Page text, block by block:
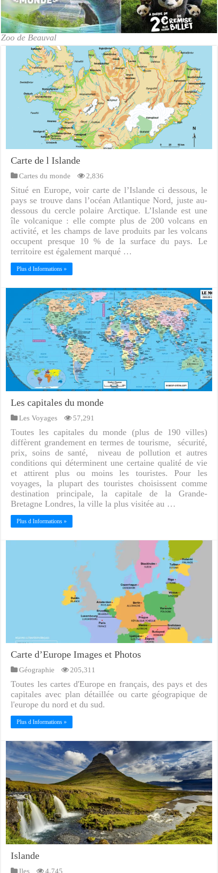
Zoo de Beauval
Carte de l Islande
Cartes du monde 2,836
Situé en Europe, voir carte de l’Islande ci dessous, le
pays se trouve dans l’océan Atlantique Nord, juste au-
dessous du cercle polaire Arctique. L’Islande est une
île volcanique : elle compte plus de 200 volcans en
activité, et les champs de lave produits par les volcans
occupent presque 10 % de la surface du pays. Le
territoire est également marqué …
Plus d Informations »
Les capitales du monde
Les Voyages 57,291
Toutes les capitales du monde (plus de 190 villes)
diffèrent grandement en termes de tourisme, sécurité,
prix, soins de santé, niveau de pollution et autres
conditions qui déterminent une certaine qualité de vie
et attirent plus ou moins les touristes. Pour les
voyages, la plupart des touristes choisissent comme
destination principale, la capitale de la Grande-
Bretagne Londres, la ville la plus visitée au …
Plus d Informations »
Carte d’Europe Images et Photos
Géographie 205,311
Toutes les cartes d'Europe en français, des pays et des
capitales avec plan détaillée ou carte géograpique de
l'europe du nord et du sud.
Plus d Informations »
Islande
Iles 4,745